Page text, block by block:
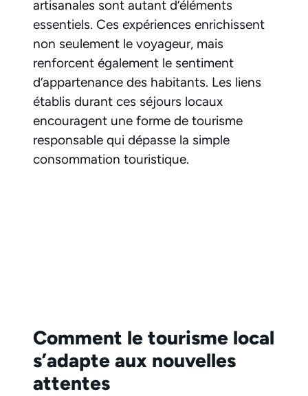
artisanales sont autant d’éléments
essentiels. Ces expériences enrichissent
non seulement le voyageur, mais
renforcent également le sentiment
d’appartenance des habitants. Les liens
établis durant ces séjours locaux
encouragent une forme de tourisme
responsable qui dépasse la simple
consommation touristique.
Comment le tourisme local
s’adapte aux nouvelles
attentes